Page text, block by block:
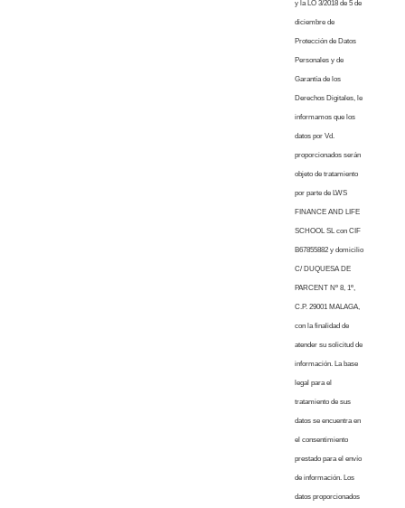
y la LO 3/2018 de 5 de
diciembre de
Protección de Datos
Personales y de
Garantía de los
Derechos Digitales, le
informamos que los
datos por Vd.
proporcionados serán
objeto de tratamiento
por parte de LWS
FINANCE AND LIFE
SCHOOL SL con CIF
B67855882 y domicilio
C/ DUQUESA DE
PARCENT Nº 8, 1º,
C.P. 29001 MALAGA,
con la finalidad de
atender su solicitud de
información. La base
legal para el
tratamiento de sus
datos se encuentra en
el consentimiento
prestado para el envío
de información. Los
datos proporcionados